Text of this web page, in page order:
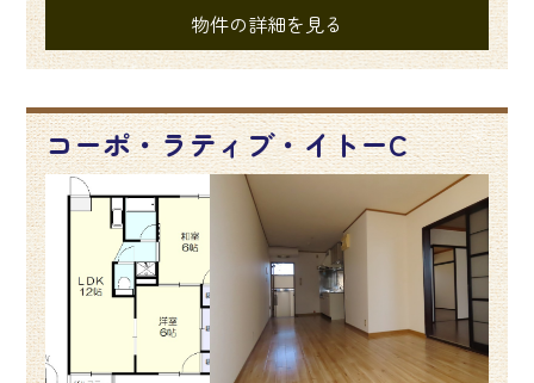
物件の詳細を見る
コーポ・ラティブ・イトーC